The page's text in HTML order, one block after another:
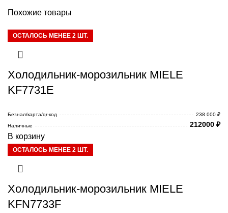
Похожие товары
ОСТАЛОСЬ МЕНЕЕ 2 ШТ.
Холодильник-морозильник MIELE
KF7731E
Безнал/карта/qr-код
238 000 ₽
Наличные
212000 ₽
В корзину
ОСТАЛОСЬ МЕНЕЕ 2 ШТ.
Холодильник-морозильник MIELE
KFN7733F